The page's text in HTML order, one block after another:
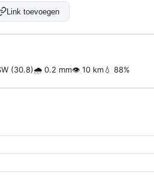
Link toevoegen
(30.8)🌧 0.2 mm👁 10 km💧 88%